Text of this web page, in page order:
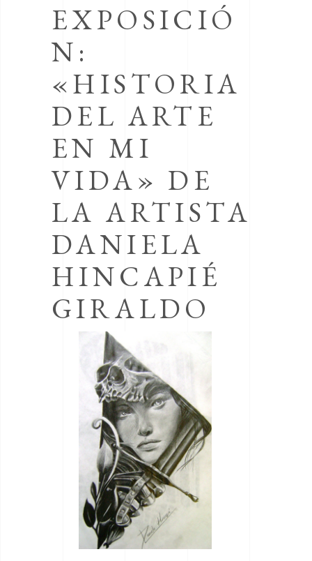
EXPOSICIÓ
N:
«HISTORIA
DEL ARTE
EN MI
VIDA» DE
LA ARTISTA
DANIELA
HINCAPIÉ
GIRALDO